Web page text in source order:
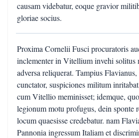
causam videbatur, eoque gravior
gloriae socius.
Proxima Cornelii Fusci procuratoris
inclementer in Vitellium invehi solitus
adversa reliquerat. Tampius Flavianus,
cunctator, suspiciones militum
cum Vitellio meminisset; idemque,
legionum motu profugus, dein sponte
locum quaesisse credebatur. nam
Pannonia ingressum Italiam et